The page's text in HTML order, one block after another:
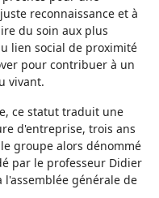
reconnaissance et à
du soin aux plus
lien social de proximité
pour contribuer à un
vivant.
ce statut traduit une
d'entreprise, trois ans
groupe alors dénommé
par le professeur Didier
générale de